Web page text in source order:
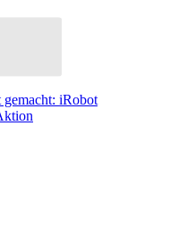
gemacht: iRobot